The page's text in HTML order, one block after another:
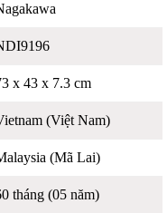
x 43 x 7.3 cm
(Việt Nam)
(Mã Lai)
tháng (05 năm)